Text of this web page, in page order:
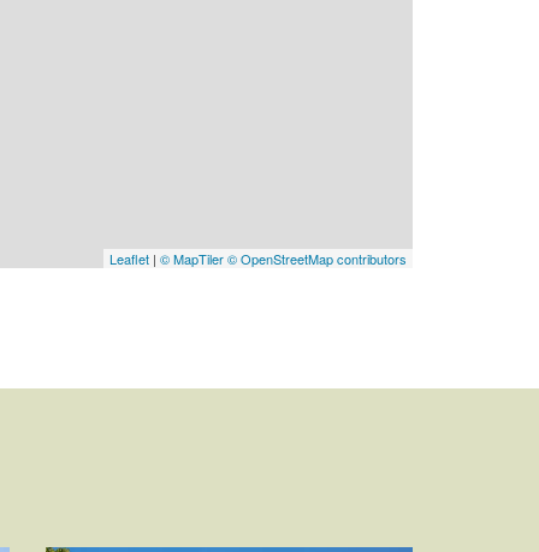
Leaflet | © MapTiler© OpenStreetMap contributors